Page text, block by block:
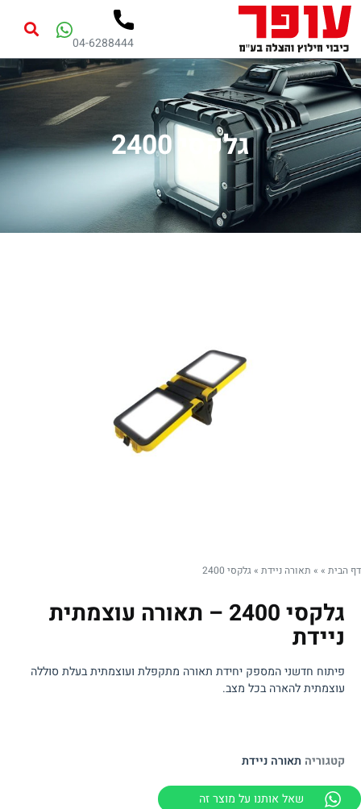
04-6288444
גלקסי 2400
דף הבית »
» תאורה ניידת » גלקסי 2400
גלקסי 2400 – תאורה עוצמתית
ניידת
פיתוח חדשני המספק יחידת תאורה מתקפלת ועוצמתית בעלת סוללה
עוצמתית להארה בכל מצב.
קטגוריה תאורה ניידת
שאל אותנו על מוצר זה